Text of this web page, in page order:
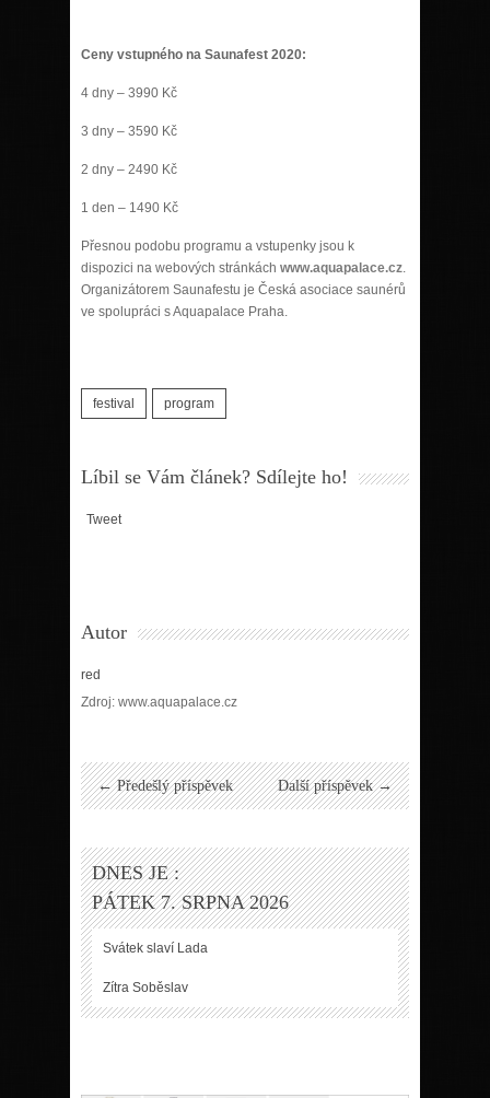
Ceny vstupného na Saunafest 2020:
4 dny – 3990 Kč
3 dny – 3590 Kč
2 dny – 2490 Kč
1 den – 1490 Kč
Přesnou podobu programu a vstupenky jsou k
dispozici na webových stránkách www.aquapalace.cz.
Organizátorem Saunafestu je Česká asociace saunérů
ve spolupráci s Aquapalace Praha.
festival program
Líbil se Vám článek? Sdílejte ho!
Tweet
Autor
red
Zdroj: www.aquapalace.cz
← Předešlý příspěvek Další příspěvek →
DNES JE :
PÁTEK 7. SRPNA 2026
Svátek slaví Lada
Zítra Soběslav